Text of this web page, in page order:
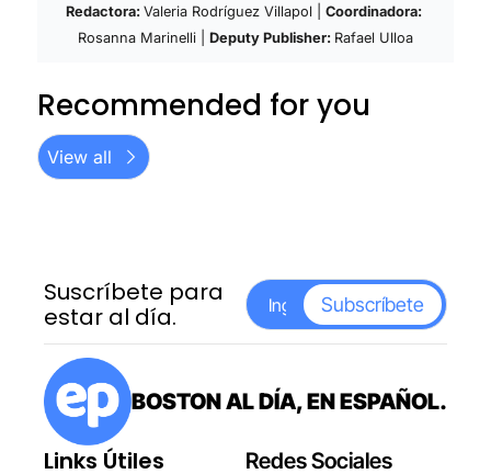
Redactora: Valeria Rodríguez Villapol |
Rosanna Marinelli | Deputy Publisher: Rafael Ulloa
Recommended for you
View all
Suscríbete para
estar al día.
Subscríbete
BOSTON AL DÍA, EN ESPAÑOL.
Links Útiles Redes Sociales